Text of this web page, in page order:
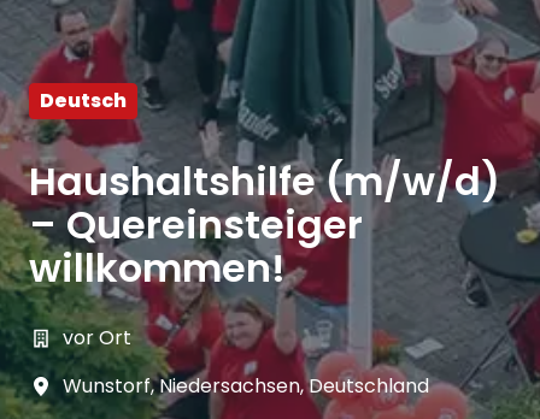
Deutsch
Haushaltshilfe (m/w/d)
– Quereinsteiger
willkommen!
vor Ort
Wunstorf, Niedersachsen,Deutschland